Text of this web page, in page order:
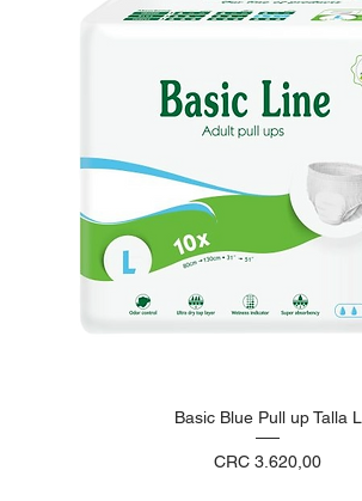
Basic Blue Pull up Talla L
Precio
CRC 3.620,00